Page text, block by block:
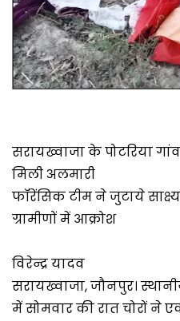
सरायख्वाजा के पोटरिया
मिली अलमारी
फॉरेंसिक टीम ने जुटाये
ग्रामीणों में आक्रोश
विरेन्द्र यादव
सरायख्वाजा, जौनपुर।
में सोमवार की रात चोरों ने